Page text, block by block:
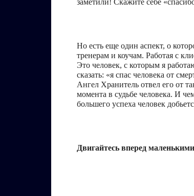
заметили! Скажите себе
Но есть еще один аспект, о
тренерам и коучам. Работая с
Это человек, с которым я
сказать: «я спас человека от
Ангел Хранитель отвел его от
момента в судьбе человека. И
большего успеха человек
Двигайтесь вперед